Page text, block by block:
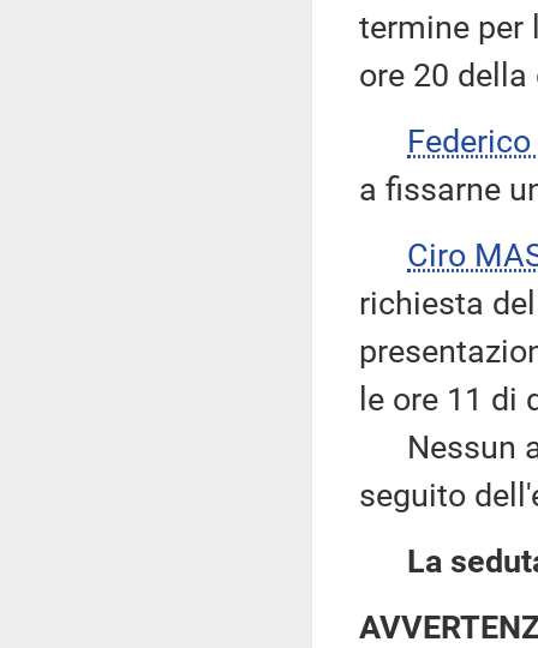
termine per
ore 20
a fissarne
Ciro
richiesta
le ore 11 di
Nessun
seguito
La